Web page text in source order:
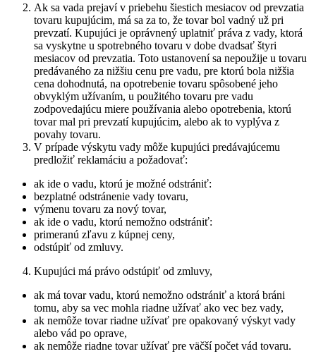
Ak sa vada prejaví v priebehu šiestich mesiacov od prevzatia
tovaru kupujúcim, má sa za to, že tovar bol vadný už pri
prevzatí. Kupujúci je oprávnený uplatniť práva z vady, ktorá
sa vyskytne u spotrebného tovaru v dobe dvadsať štyri
mesiacov od prevzatia. Toto ustanovení sa nepoužije u tovaru
predávaného za nižšiu cenu pre vadu, pre ktorú bola nižšia
cena dohodnutá, na opotrebenie tovaru spôsobené jeho
obvyklým užívaním, u použitého tovaru pre vadu
zodpovedajúcu miere používania alebo opotrebenia, ktorú
tovar mal pri prevzatí kupujúcim, alebo ak to vyplýva z
povahy tovaru.
V prípade výskytu vady môže kupujúci predávajúcemu
predložiť reklamáciu a požadovať:
ak ide o vadu, ktorú je možné odstrániť:
bezplatné odstránenie vady tovaru,
výmenu tovaru za nový tovar,
ak ide o vadu, ktorú nemožno odstrániť:
primeranú zľavu z kúpnej ceny,
odstúpiť od zmluvy.
Kupujúci má právo odstúpiť od zmluvy,
ak má tovar vadu, ktorú nemožno odstrániť a ktorá bráni
tomu, aby sa vec mohla riadne užívať ako vec bez vady,
ak nemôže tovar riadne užívať pre opakovaný výskyt vady
alebo vád po oprave,
ak nemôže riadne tovar užívať pre väčší počet vád tovaru.